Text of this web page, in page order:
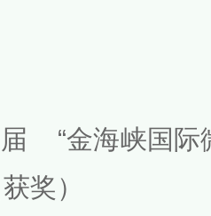
“金海峡国际
奖）